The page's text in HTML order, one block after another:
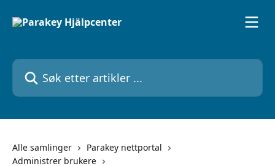
Søk etter artikler ...
Alle samlinger
Parakey nettportal
Administrer brukere